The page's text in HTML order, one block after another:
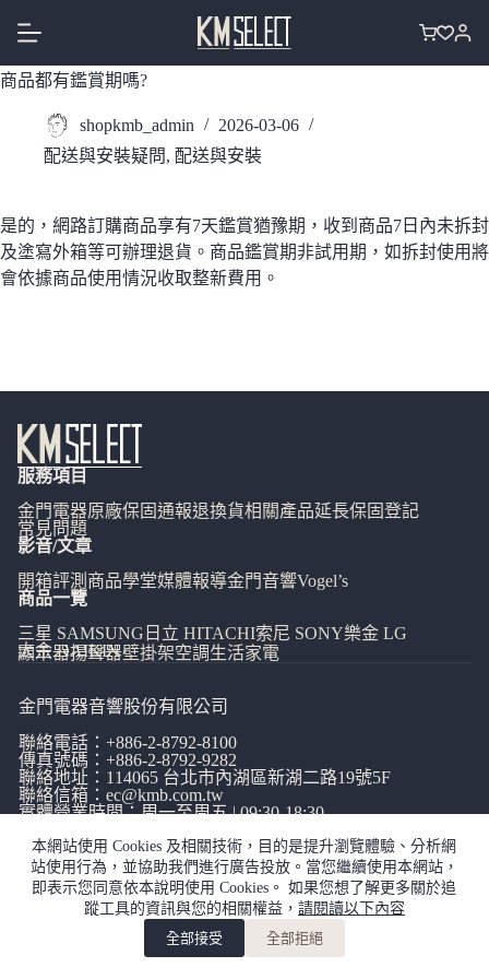
主
要
本網站使用 Cookies 及相關技術，目的是提升瀏覽體驗、分析網
站使用行為，並協助我們進行廣告投放。當您繼續使用本網站，
即表示您同意依本說明使用 Cookies。 如果您想了解更多關於追
蹤工具的資訊與您的相關權益， 請閱讀以下內容
全部接受
全部拒絕
購
商品都有鑑賞期嗎?
shopkmb_admin
2026-03-06
配送與安裝疑問, 配送與安裝
是的，網路訂購商品享有7天鑑賞猶豫期，收到商品7日內未拆封
及塗寫外箱等可辦理退貨。商品鑑賞期非試用期，如拆封使用將
會依據商品使用情況收取整新費用。
服務項目
金門電器原廠保固通報退換貨相關產品延長保固登記
常見問題
影音/文章
開箱評測 商品學堂媒體報導金門音響Vogel’s
商品一覽
三星 SAMSUNG 日立 HITACHI索尼 SONY樂金 LG
大金 DAIKIN
顯示器揚聲器壁掛架空調生活家電
金門電器音響股份有限公司
聯絡電話： +886-2-8792-8100
傳真號碼：+886-2-8792-9282
聯絡地址：114065 台北市內湖區新湖二路19號5F
聯絡信箱： ec@kmb.com.tw
實體營業時間：周一至周五 | 09:30-18:30
網站使用條款 隱私權政策
copyright©金門電器音響有限公司